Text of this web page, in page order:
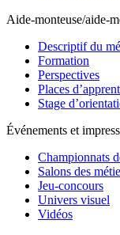
Aide-monteuse/aide-
Descriptif du
Formation
Perspectives
Places
Stage
Événements et
Championnats
Salons des
Jeu-concours
Univers visuel
Vidéos